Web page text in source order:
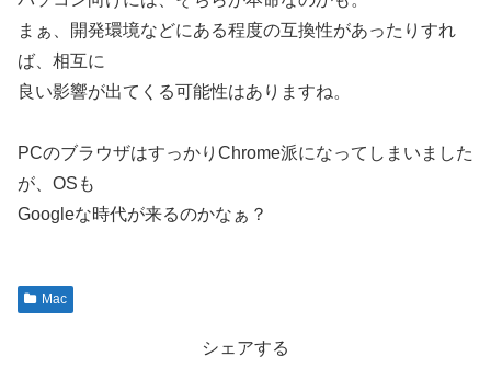
まぁ、開発環境などにある程度の互換性があったりすれ
ば、相互に
良い影響が出てくる可能性はありますね。
PCのブラウザはすっかりChrome派になってしまいました
が、OSも
Googleな時代が来るのかなぁ？
Mac
シェアする